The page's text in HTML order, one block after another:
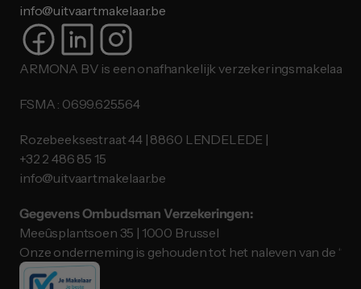
info@uitvaartmakelaar.be
ARMONA BV is een onafhankelijk verzekeringsmakelaar.
FSMA : 0699.625.564
Rozebeeksestraat 44 | 8860 LENDELEDE |
​​​​​​​+32 2 486 85 15
info@uitvaartmakelaar.be
Gegevens Ombudsman Verzekeringen:
Meeûsplantsoen 35 | 1000 Brussel
Onze onderneming is gehouden tot het naleven van de